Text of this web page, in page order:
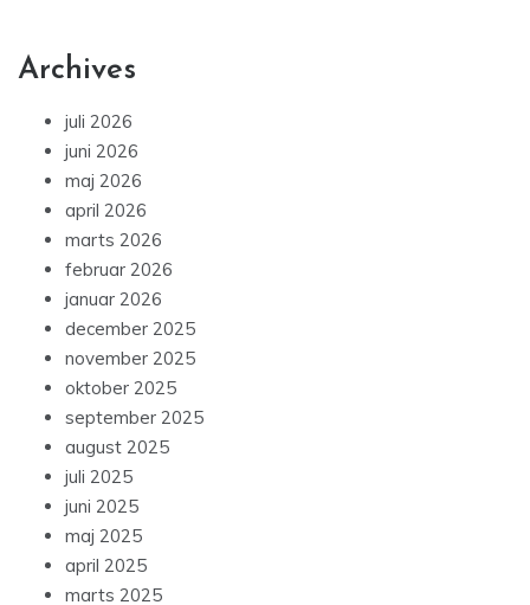
Archives
juli 2026
juni 2026
maj 2026
april 2026
marts 2026
februar 2026
januar 2026
december 2025
november 2025
oktober 2025
september 2025
august 2025
juli 2025
juni 2025
maj 2025
april 2025
marts 2025